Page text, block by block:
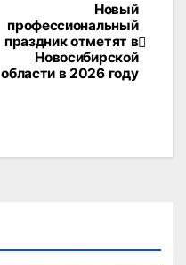
Новый
профессиональный
праздник отметят в
Новосибирской
области в 2026 году